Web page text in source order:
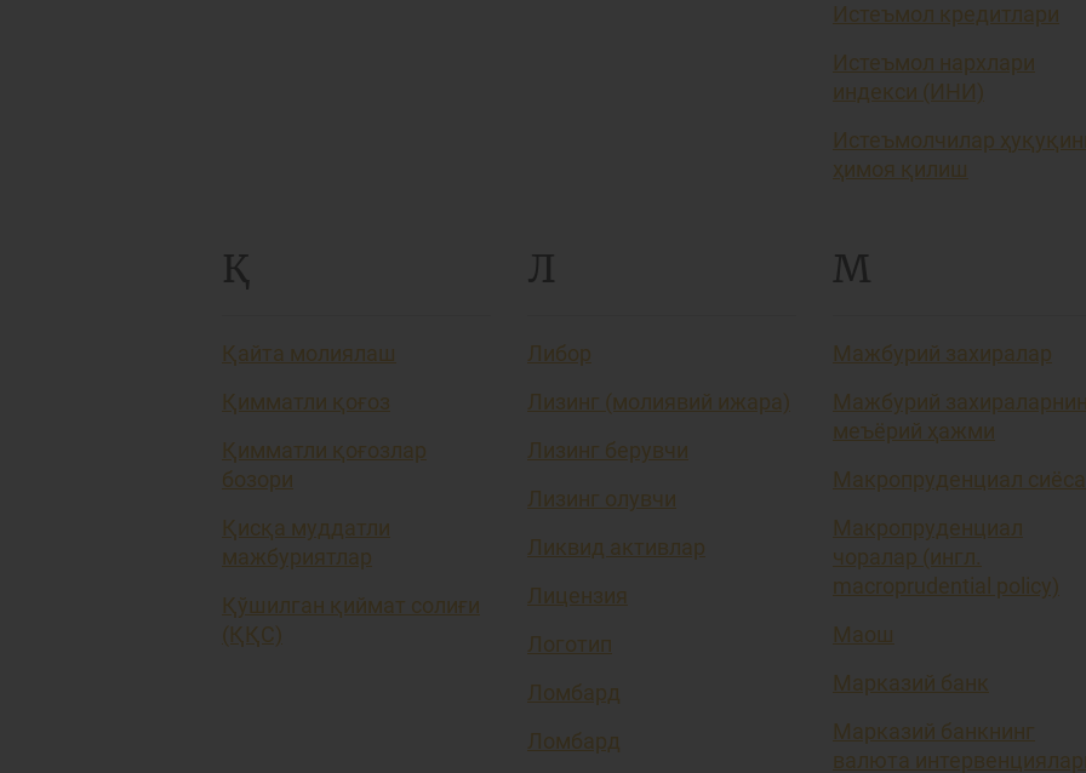
Истеъмол кредитлари
Истеъмол нархлари
индекси (ИНИ)
Истеъмолчилар
ҳимоя қилиш
Қ
Қайта молиялаш
Қимматли қоғоз
Қимматли қоғозлар
бозори
Қисқа муддатли
мажбуриятлар
Қўшилган қиймат солиғи
(ҚҚС)
Л
Либор
Лизинг (молиявий ижара)
Лизинг берувчи
Лизинг олувчи
Ликвид активлар
Лицензия
Логотип
Ломбард
Ломбард
М
Мажбурий захиралар
Мажбурий
меъёрий ҳажми
Макропруденциал
Макропруденциал
чоралар (ингл.
macroprudential policy)
Маош
Марказий банк
Марказий банкнинг
валюта